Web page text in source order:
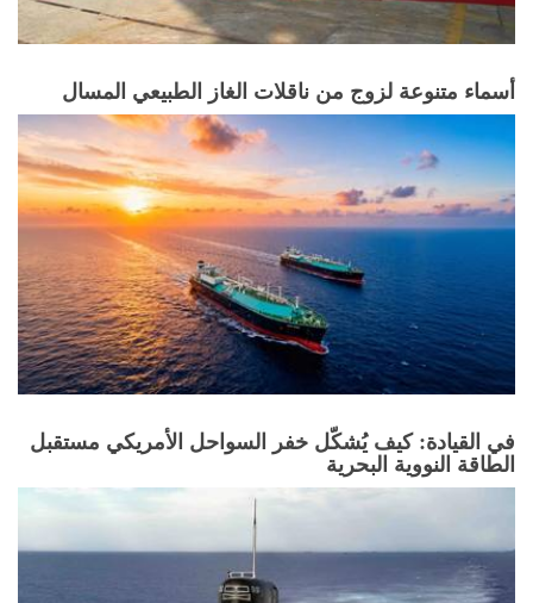
أسماء متنوعة لزوج من ناقلات الغاز الطبيعي المسال
في القيادة: كيف يُشكّل خفر السواحل الأمريكي مستقبل
الطاقة النووية البحرية